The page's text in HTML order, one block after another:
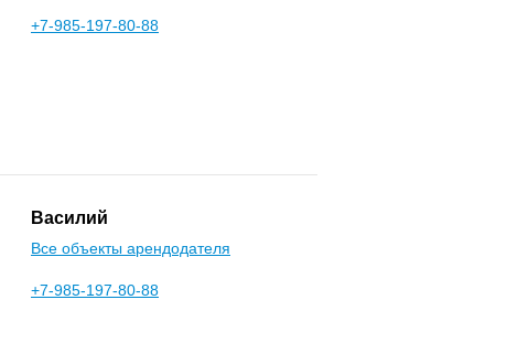
+7-985-197-80-88
Василий
Все объекты арендодателя
+7-985-197-80-88